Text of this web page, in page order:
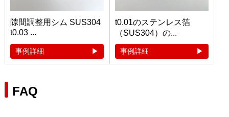
隙間調整用シム SUS304
t0.03 ...
事例詳細
t0.01のステンレス箔
（SUS304）の...
事例詳細
FAQ